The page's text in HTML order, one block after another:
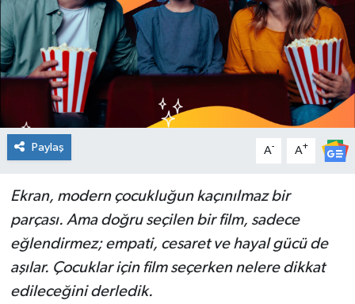
Paylaş A- A+
Ekran, modern çocukluğun kaçınılmaz bir
parçası. Ama doğru seçilen bir film, sadece
eğlendirmez; empati, cesaret ve hayal gücü de
aşılar. Çocuklar için film seçerken nelere dikkat
edileceğini derledik.
Politika
Sağlık
Spor
Turizm